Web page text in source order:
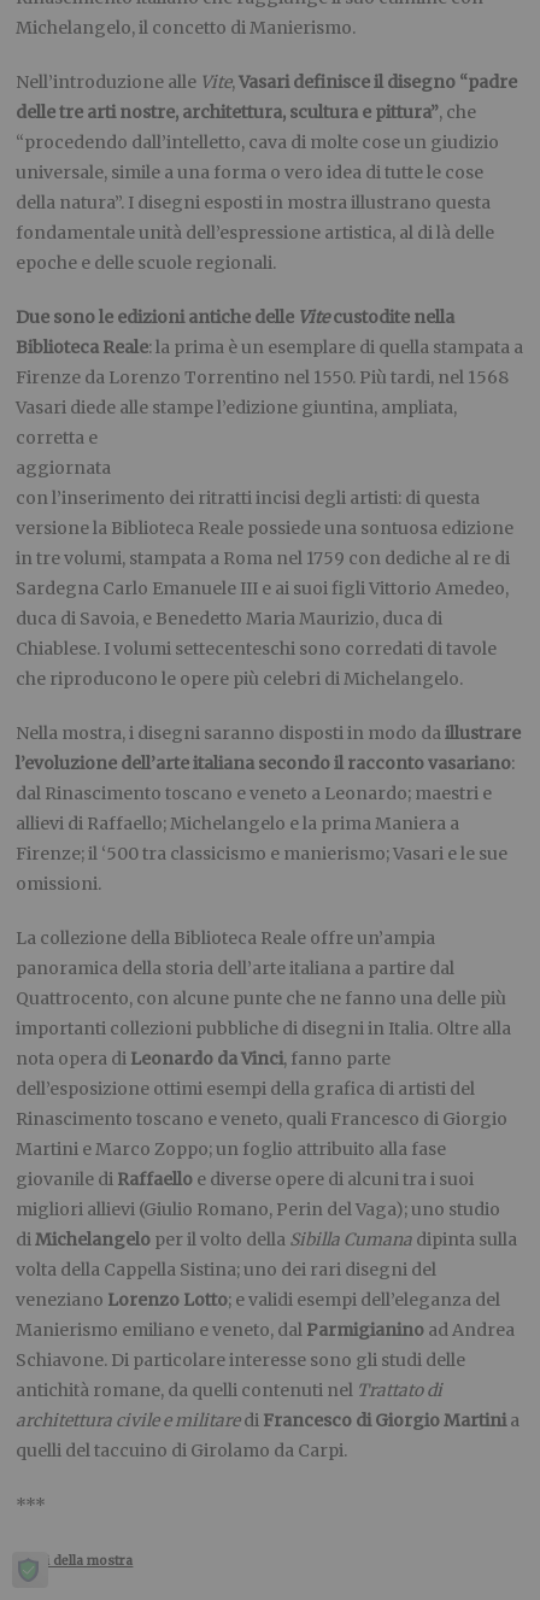
Michelangelo, il concetto di Manierismo.
Nell’introduzione alle Vite,Vasari definisce il disegno “padre
delle tre arti nostre, architettura, scultura e pittura”, che
“procedendo dall’intelletto, cava di molte cose un giudizio
universale, simile a una forma o vero idea di tutte le cose
della natura”. I disegni esposti in mostra illustrano questa
fondamentale unità dell’espressione artistica, al di là delle
epoche e delle scuole regionali.
Due sono le edizioni antiche delle Vitecustodite nella
Biblioteca Reale: la prima è un esemplare di quella stampata a
Firenze da Lorenzo Torrentino nel 1550. Più tardi, nel 1568
Vasari diede alle stampe l’edizione giuntina, ampliata,
corretta e
aggiornata
con l’inserimento dei ritratti incisi degli artisti: di questa
versione la Biblioteca Reale possiede una sontuosa edizione
in tre volumi, stampata a Roma nel 1759 con dediche al re di
Sardegna Carlo Emanuele III e ai suoi figli Vittorio Amedeo,
duca di Savoia, e Benedetto Maria Maurizio, duca di
Chiablese. I volumi settecenteschi sono corredati di tavole
che riproducono le opere più celebri di Michelangelo.
Nella mostra, i disegni saranno disposti in modo daillustrare
l’evoluzione dell’arte italiana secondo il racconto vasariano:
dal Rinascimento toscano e veneto a Leonardo; maestri e
allievi di Raffaello; Michelangelo e la prima Maniera a
Firenze; il ‘500 tra classicismo e manierismo; Vasari e le sue
omissioni.
La collezione della Biblioteca Reale offre un’ampia
panoramica della storia dell’arte italiana a partire dal
Quattrocento, con alcune punte che ne fanno una delle più
importanti collezioni pubbliche di disegni in Italia. Oltre alla
nota opera di Leonardo da Vinci, fanno parte
dell’esposizione ottimi esempi della grafica di artisti del
Rinascimento toscano e veneto, quali Francesco di Giorgio
Martini e Marco Zoppo; un foglio attribuito alla fase
giovanile di Raffaello e diverse opere di alcuni tra i suoi
migliori allievi (Giulio Romano, Perin del Vaga); uno studio
diMichelangelo per il volto della Sibilla Cumana dipinta sulla
volta della Cappella Sistina; uno dei rari disegni del
veneziano Lorenzo Lotto; e validi esempi dell’eleganza del
Manierismo emiliano e veneto, dal Parmigianino ad Andrea
Schiavone. Di particolare interesse sono gli studi delle
antichità romane, da quelli contenuti nel Trattato di
architettura civile e militaredi Francesco di Giorgio Martinia
quelli del taccuino di Girolamo da Carpi.
***
Orari della mostra